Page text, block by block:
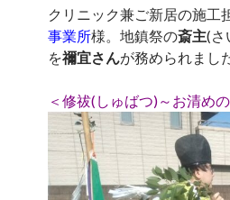
クリニック兼ご新居の施工
事業所様。地鎮祭の斎主(さ
を禰宜さんが務められまし
＜修祓(しゅばつ)～お清め